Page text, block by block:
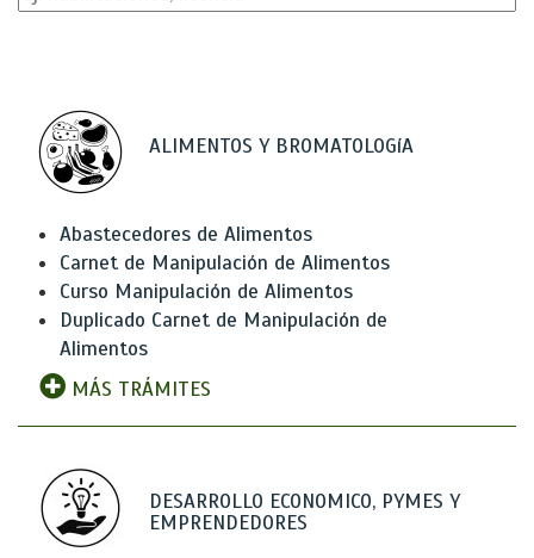
ALIMENTOS Y BROMATOLOGíA
Abastecedores de Alimentos
Carnet de Manipulación de Alimentos
Curso Manipulación de Alimentos
Duplicado Carnet de Manipulación de
Alimentos
MÁS TRÁMITES
DESARROLLO ECONOMICO, PYMES Y
EMPRENDEDORES